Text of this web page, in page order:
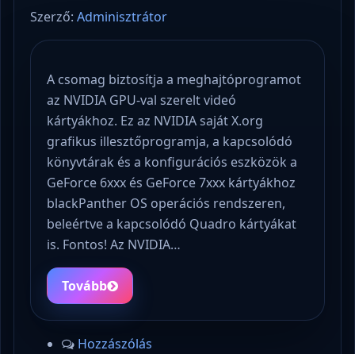
Szerző: Adminisztrátor
A csomag biztosítja a meghajtóprogramot
az NVIDIA GPU-val szerelt videó
kártyákhoz. Ez az NVIDIA saját X.org
grafikus illesztőprogramja, a kapcsolódó
könyvtárak és a konfigurációs eszközök a
GeForce 6xxx és GeForce 7xxx kártyákhoz
blackPanther OS operációs rendszeren,
beleértve a kapcsolódó Quadro kártyákat
is. Fontos! Az NVIDIA…
Tovább
Hozzászólás